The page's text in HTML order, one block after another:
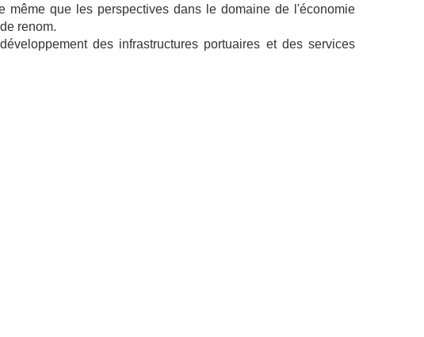
même que les perspectives dans le domaine de l'économie
renom.
des infrastructures portuaires et des services